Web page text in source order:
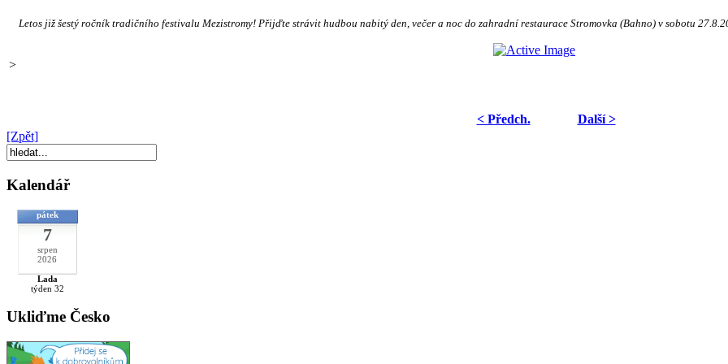
Letos již šestý ročník tradičního festivalu Mezistromy! Přijďte strávit hudbou nabitý den, večer a noc do zahradní restaurace Stromovka (Bahno) v sobotu
>
< Předch.
Další >
[Zpět]
Kalendář
pátek
7
srpen
2026
Lada
týden 32
Ukliďme Česko